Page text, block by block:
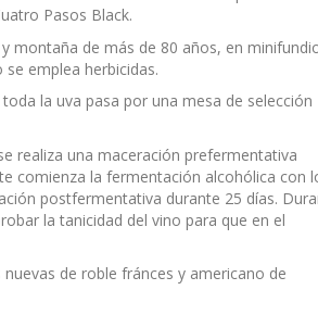
Pasos Black.
montaña de más de 80 años, en
emplea herbicidas.
la uva pasa por una mesa de selección
realiza una maceración prefermentativa
comienza la fermentación alcohólica con
postfermentativa durante 25 días.
la tanicidad del vino para que en el
de roble fránces y americano de